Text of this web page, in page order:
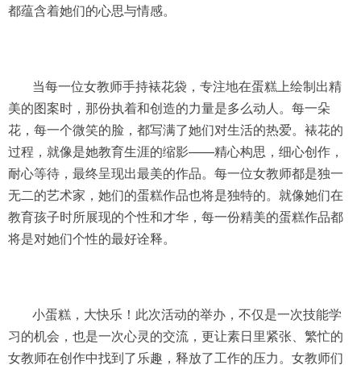
都蕴含着她们的心思与情感。
当每一位女教师手持裱花袋，专注地在蛋糕上绘制出精
美的图案时，那份执着和创造的力量是多么动人。每一朵
花，每一个微笑的脸，都写满了她们对生活的热爱。裱花的
过程，就像是她教育生涯的缩影——精心构思，细心创作，
耐心等待，最终呈现出最美的作品。每一位女教师都是独一
无二的艺术家，她们的蛋糕作品也将是独特的。就像她们在
教育孩子时所展现的个性和才华，每一份精美的蛋糕作品都
将是对她们个性的最好诠释。
小蛋糕，大快乐！此次活动的举办，不仅是一次技能学
习的机会，也是一次心灵的交流，更让素日里紧张、繁忙的
女教师在创作中找到了乐趣，释放了工作的压力。女教师们